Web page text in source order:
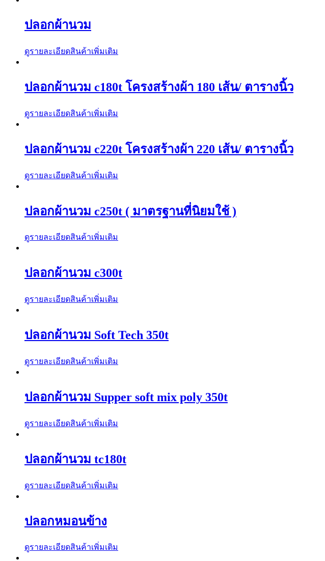
ปลอกผ้านวม
ดูรายละเอียดสินค้าเพิ่มเติม
ปลอกผ้านวม c180t โครงสร้างผ้า 180 เส้น/ ตารางนิ้ว
ดูรายละเอียดสินค้าเพิ่มเติม
ปลอกผ้านวม c220t โครงสร้างผ้า 220 เส้น/ ตารางนิ้ว
ดูรายละเอียดสินค้าเพิ่มเติม
ปลอกผ้านวม c250t ( มาตรฐานที่นิยมใช้ )
ดูรายละเอียดสินค้าเพิ่มเติม
ปลอกผ้านวม c300t
ดูรายละเอียดสินค้าเพิ่มเติม
ปลอกผ้านวม Soft Tech 350t
ดูรายละเอียดสินค้าเพิ่มเติม
ปลอกผ้านวม Supper soft mix poly 350t
ดูรายละเอียดสินค้าเพิ่มเติม
ปลอกผ้านวม tc180t
ดูรายละเอียดสินค้าเพิ่มเติม
ปลอกหมอนข้าง
ดูรายละเอียดสินค้าเพิ่มเติม